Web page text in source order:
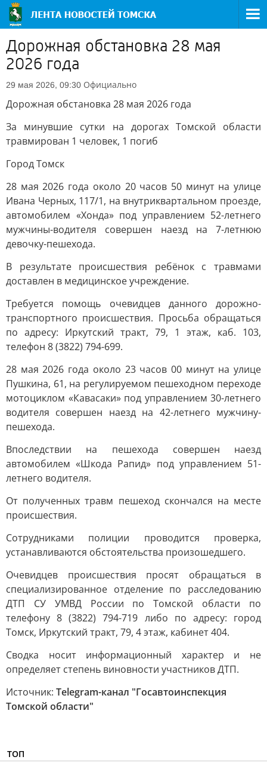
Дорожная обстановка 28 мая
2026 года
29 мая 2026, 09:30 Официально
Дорожная обстановка 28 мая 2026 года
За минувшие сутки на дорогах Томской области
травмирован 1 человек, 1 погиб
Город Томск
28 мая 2026 года около 20 часов 50 минут на улице
Ивана Черных, 117/1, на внутриквартальном проезде,
автомобилем «Хонда» под управлением 52-летнего
мужчины-водителя совершен наезд на 7-летнюю
девочку-пешехода.
В результате происшествия ребёнок с травмами
доставлен в медицинское учреждение.
Требуется помощь очевидцев данного дорожно-
транспортного происшествия. Просьба обращаться
по адресу: Иркутский тракт, 79, 1 этаж, каб. 103,
телефон 8 (3822) 794-699.
28 мая 2026 года около 23 часов 00 минут на улице
Пушкина, 61, на регулируемом пешеходном переходе
мотоциклом «Кавасаки» под управлением 30-летнего
водителя совершен наезд на 42-летнего мужчину-
пешехода.
Впоследствии на пешехода совершен наезд
автомобилем «Шкода Рапид» под управлением 51-
летнего водителя.
От полученных травм пешеход скончался на месте
происшествия.
Сотрудниками полиции проводится проверка,
устанавливаются обстоятельства произошедшего.
Очевидцев происшествия просят обращаться в
специализированное отделение по расследованию
ДТП СУ УМВД России по Томской области по
телефону 8 (3822) 794-719 либо по адресу: город
Томск, Иркутский тракт, 79, 4 этаж, кабинет 404.
Сводка носит информационный характер и не
определяет степень виновности участников ДТП.
Источник: Telegram-канал "Госавтоинспекция
Томской области"
ТОП